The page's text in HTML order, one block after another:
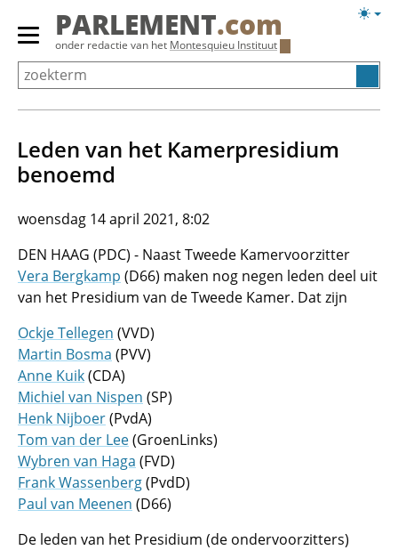
Overslaan
Primair
menu
tonen/verbergen
PARLEMENT.com
onder redactie van het Montesquieu Instituut
Leden van het Kamerpresidium
benoemd
woensdag 14 april 2021, 8:02
DEN HAAG (PDC) - Naast Tweede Kamervoorzitter
Vera Bergkamp (D66) maken nog negen leden deel uit
van het Presidium van de Tweede Kamer. Dat zijn
Ockje Tellegen (VVD)
Martin Bosma (PVV)
Anne Kuik(CDA)
Michiel van Nispen (SP)
Henk Nijboer(PvdA)
Tom van der Lee(GroenLinks)
Wybren van Haga (FVD)
Frank Wassenberg(PvdD)
Paul van Meenen (D66)
De leden van het Presidium (de ondervoorzitters)